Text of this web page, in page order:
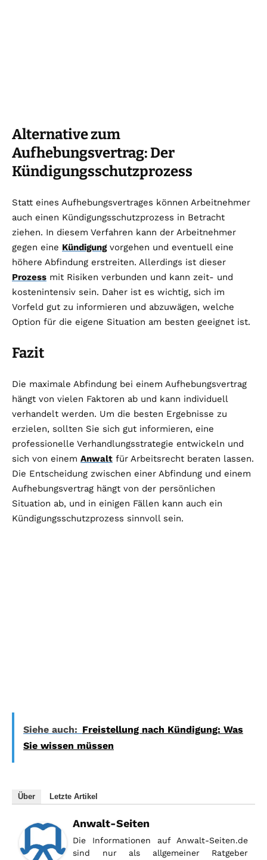
Alternative zum
Aufhebungsvertrag: Der
Kündigungsschutzprozess
Statt eines Aufhebungsvertrages können Arbeitnehmer
auch einen Kündigungsschutzprozess in Betracht
ziehen. In diesem Verfahren kann der Arbeitnehmer
gegen eine Kündigungvorgehen und eventuell eine
höhere Abfindung erstreiten. Allerdings ist dieser
Prozess mit Risiken verbunden und kann zeit- und
kostenintensiv sein. Daher ist es wichtig, sich im
Vorfeld gut zu informieren und abzuwägen, welche
Option für die eigene Situation am besten geeignet ist.
Fazit
Die maximale Abfindung bei einem Aufhebungsvertrag
hängt von vielen Faktoren ab und kann individuell
verhandelt werden. Um die besten Ergebnisse zu
erzielen, sollten Sie sich gut informieren, eine
professionelle Verhandlungsstrategie entwickeln und
sich von einem Anwalt für Arbeitsrecht beraten lassen.
Die Entscheidung zwischen einer Abfindung und einem
Aufhebungsvertrag hängt von der persönlichen
Situation ab, und in einigen Fällen kann auch ein
Kündigungsschutzprozess sinnvoll sein.
Siehe auch: Freistellung nach Kündigung: Was
Sie wissen müssen
Über Letzte Artikel
Anwalt-Seiten
Die Informationen auf Anwalt-Seiten.de
sind nur als allgemeiner Ratgeber